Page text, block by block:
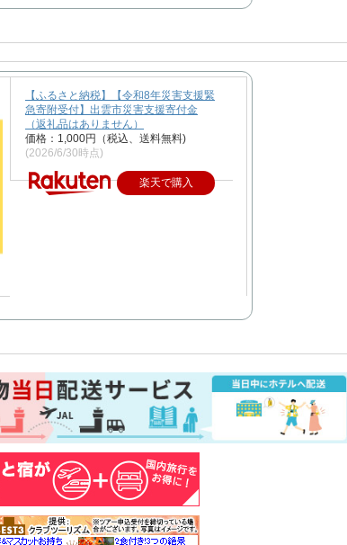
【ふるさと納税】【令和8年災害支援緊
急寄附受付】出雲市災害支援寄付金
（返礼品はありません）
価格：1,000円（税込、送料無料)
(2026/6/30時点)
楽天で購入